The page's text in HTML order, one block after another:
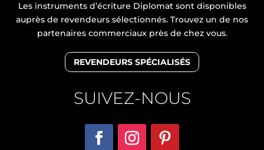
Les instruments d’écriture Diplomat sont disponibles
auprès de revendeurs sélectionnés. Trouvez un de nos
partenaires commerciaux près de chez vous.
REVENDEURS SPÉCIALISÉS
SUIVEZ-NOUS